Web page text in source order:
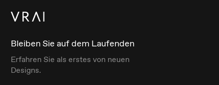
Bleiben Sie auf dem Laufenden
Erfahren Sie als erstes von neuen
Designs.